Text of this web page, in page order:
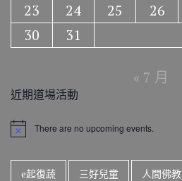
23
24 25 26
30
31
« 7 月
近期道場活動
N
There are no upcoming events.
e起復蔬 三好兒童 人間佛教